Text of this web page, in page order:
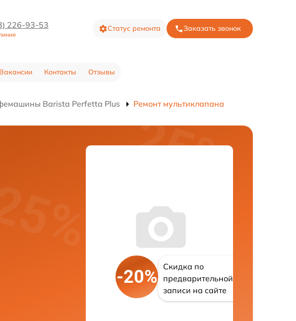
226-93-53 Статус ремонта Заказать звонок
Вакансии Контакты Отзывы
Barista Perfetta Plus Ремонт мультиклапана
-20%
Скидка по
предварительной
записи на сайте